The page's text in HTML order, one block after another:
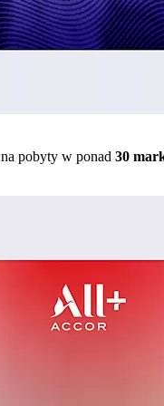
na pobyty w ponad 30